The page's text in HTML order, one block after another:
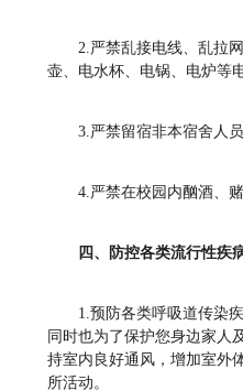
2.严禁乱接电线、乱拉
壶、电水杯、电锅、电炉等
3.严禁留宿非本宿舍人员
4.严禁在校园内酗酒、
四、防控各类流行性疾
1.预防各类呼吸道传染
同时也为了保护您身边家人
持室内良好通风，增加室外
所活动。